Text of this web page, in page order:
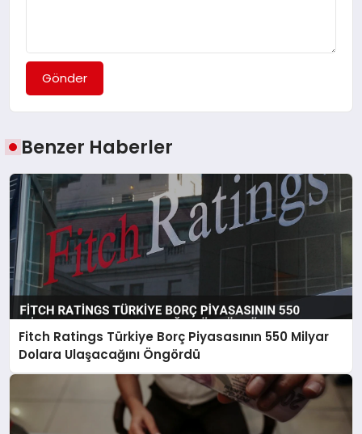
Gönder
Benzer Haberler
Fitch Ratings Türkiye Borç Piyasasının 550 Milyar
Dolara Ulaşacağını Öngördü